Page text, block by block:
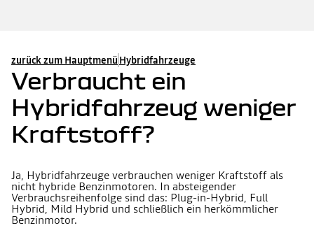
zurück zum Hauptmenü Hybridfahrzeuge
Verbraucht ein
Hybridfahrzeug weniger
Kraftstoff?
Ja, Hybridfahrzeuge verbrauchen weniger Kraftstoff als
nicht hybride Benzinmotoren. In absteigender
Verbrauchsreihenfolge sind das: Plug-in-Hybrid, Full
Hybrid, Mild Hybrid und schließlich ein herkömmlicher
Benzinmotor.